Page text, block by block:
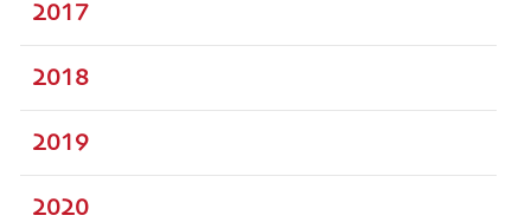
2017
2018
2019
2020